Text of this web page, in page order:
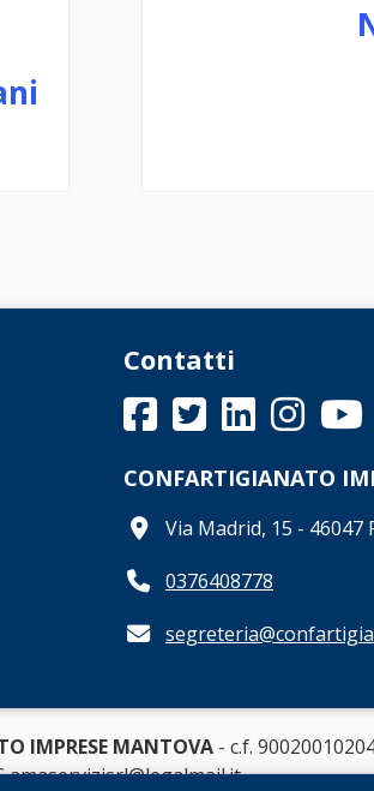
Contatti
CONFARTIGIANATO
Via Madrid, 15 -
0376408778
IMPRESE MANTOVA- c.f.
amaservizisrl@legalmail.it